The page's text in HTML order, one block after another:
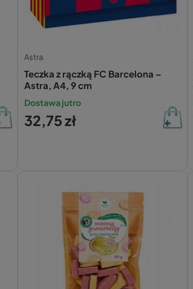
Astra
Teczka z rączką FC Barcelona –
Astra, A4, 9 cm
Dostawa jutro
32,75 zł